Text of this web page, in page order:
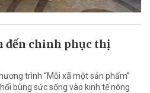
đến chinh phục thị
trình “Mỗi xã một sản phẩm”
bùng sức sống vào kinh tế nông